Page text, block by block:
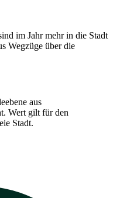
im Jahr mehr in die Stadt
Wegzüge über die
aus
Wert gilt für den
Stadt.